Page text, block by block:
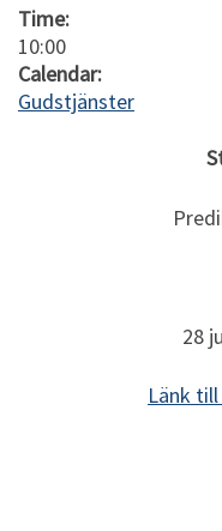
Time:
10:00
Calendar:
Gudstjänster
28
Länk